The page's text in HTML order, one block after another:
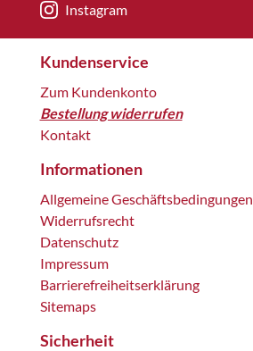
Instagram
Kundenservice
Zum Kundenkonto
Bestellung widerrufen
Kontakt
Informationen
Allgemeine Geschäftsbedingungen
Widerrufsrecht
Datenschutz
Impressum
Barrierefreiheitserklärung
Sitemaps
Sicherheit